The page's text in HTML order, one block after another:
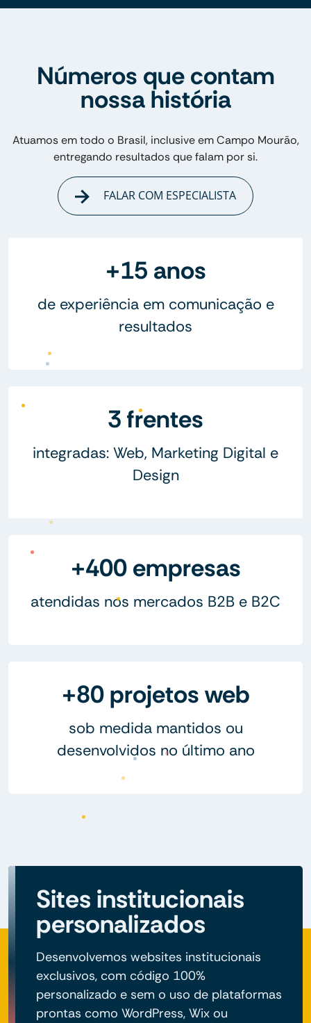
Números que contam
nossa história
Atuamos em todo o Brasil, inclusive em Campo Mourão,
entregando resultados que falam por si.
FALAR COM ESPECIALISTA
+15 anos
de experiência em comunicação e
resultados
3 frentes
integradas: Web, Marketing Digital e
Design
+400 empresas
atendidas nos mercados B2B e B2C
+80 projetos web
sob medida mantidos ou
desenvolvidos no último ano
Sites institucionais
personalizados
Desenvolvemos websites institucionais
exclusivos, com código 100%
personalizado e sem o uso de plataformas
prontas como WordPress, Wix ou